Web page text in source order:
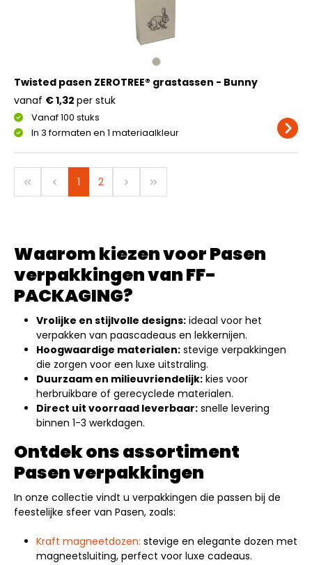
Twisted pasen ZEROTREE® grastassen - Bunny
Vanaf 100 stuks
In 3 formaten en 1 materiaalkleur
vanaf € 1,32 per stuk
1 2
Waarom kiezen voor Pasen
verpakkingen van FF-
PACKAGING?
Vrolijke en stijlvolle designs: ideaal voor het
verpakken van paascadeaus en lekkernijen.
Hoogwaardige materialen: stevige verpakkingen
die zorgen voor een luxe uitstraling.
Duurzaam en milieuvriendelijk: kies voor
herbruikbare of gerecyclede materialen.
Direct uit voorraad leverbaar: snelle levering
binnen 1-3 werkdagen.
Ontdek ons assortiment
Pasen verpakkingen
In onze collectie vindt u verpakkingen die passen bij de
feestelijke sfeer van Pasen, zoals:
Kraft magneetdozen: stevige en elegante dozen met
magneetsluiting, perfect voor luxe cadeaus.